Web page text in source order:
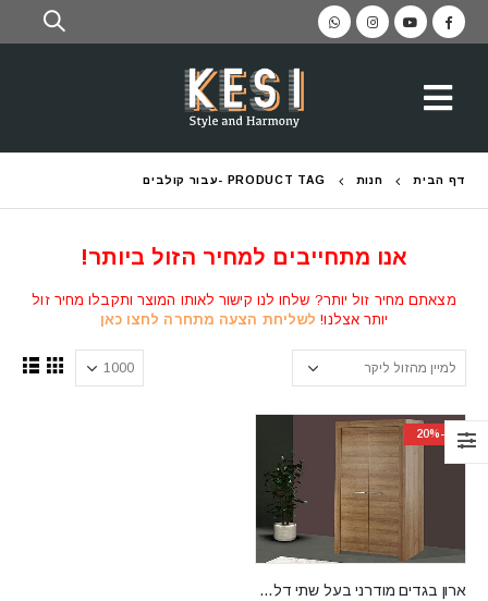
דף הבית חנות PRODUCT TAG - עבור קולבים
אנו מתחייבים למחיר הזול ביותר!
מצאתם מחיר זול יותר? שלחו לנו קישור לאותו המוצר ותקבלו מחיר זול
יותר אצלנו! לשליחת הצעה מתחרה לחצו כאן
-20%
ארון בגדים מודרני בעל שתי דלתות לסלון SKY SSZ110